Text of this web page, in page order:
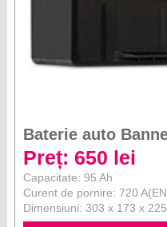
Baterie auto
Preț: 650 lei
Capacitate: 95 Ah
Curent de pornire: 720
Dimensiuni: 303 x 173 x